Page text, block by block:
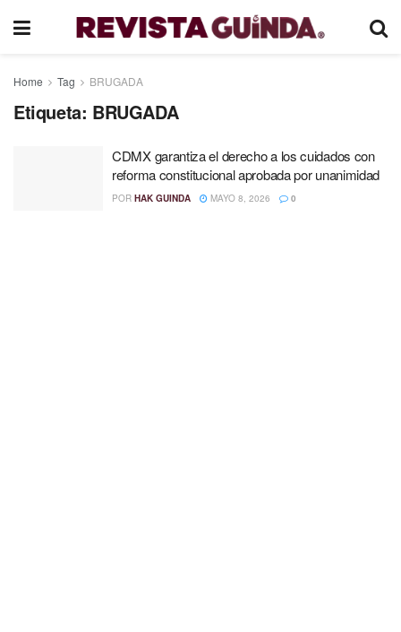
Home Tag BRUGADA
Etiqueta: BRUGADA
CDMX garantiza el derecho a los cuidados con
reforma constitucional aprobada por unanimidad
POR HAK GUINDA MAYO 8, 2026 0